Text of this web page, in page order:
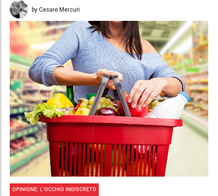
by Cesare Mercuri
OPINIONE: L'OCCHIO INDISCRETO